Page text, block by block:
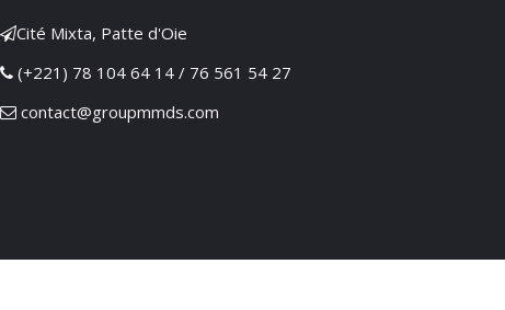
Cité Mixta, Patte d'Oie
(+221) 78 104 64 14 / 76 561 54 27
contact@groupmmds.com